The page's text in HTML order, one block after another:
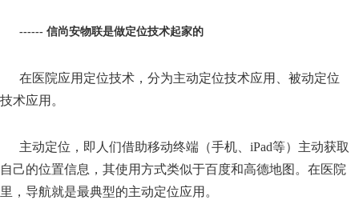
------ 信尚安物联是做定位技术起家的
在医院应用定位技术，分为主动定位技术应用、被动定位
技术应用。
主动定位，即人们借助移动终端（手机、iPad等）主动获取
自己的位置信息，其使用方式类似于百度和高德地图。在医院
里，导航就是最典型的主动定位应用。